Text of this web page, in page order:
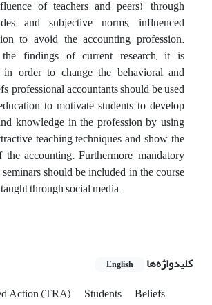
of teachers and peers), through
and subjective norms, influenced
to avoid the accounting profession.
findings of current research, it is
in order to change the behavioral and
professional accountants should be used
to motivate students to develop
knowledge in the profession by using
teaching techniques and show the
accounting. Furthermore, mandatory
should be included in the course
through social media.
کلیدواژه‌ها English
Action (TRA) Students
Beliefs